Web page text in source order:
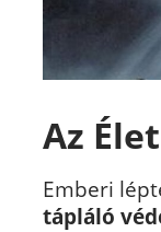
Az
Emberi
tápláló